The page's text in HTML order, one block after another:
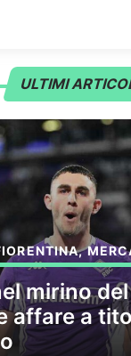
ULTIMI
,
mirino
affare a